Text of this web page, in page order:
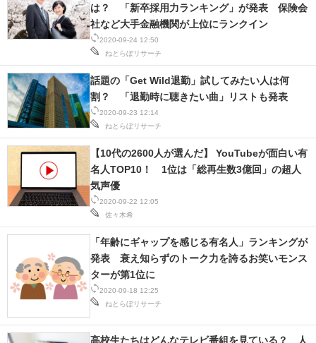
2020-09-24 12:50
ねとらぼリサーチ
は？ 「新卒採用力ランキング」が発表 保険会
社など大手金融機関が上位にランクイン
2020-09-23 12:14
ねとらぼリサーチ
話題の「Get Wild退勤」試してみたい人は何
割？ 「退勤時に聴きたい曲」リストも発表
2020-09-22 12:05
佐々木希
【10代の2600人が選んだ】 YouTubeが面白い有
名人TOP10！ 1位は「総再生数3億回」の超人
気声優
2020-09-18 12:25
ねとらぼリサーチ
「年齢にギャップを感じる有名人」ランキングが
発表 衰え知らずのトーク力を誇るお笑いモンス
ターが第1位に
高校生たちはどんなテレビ番組を見ている？ 人